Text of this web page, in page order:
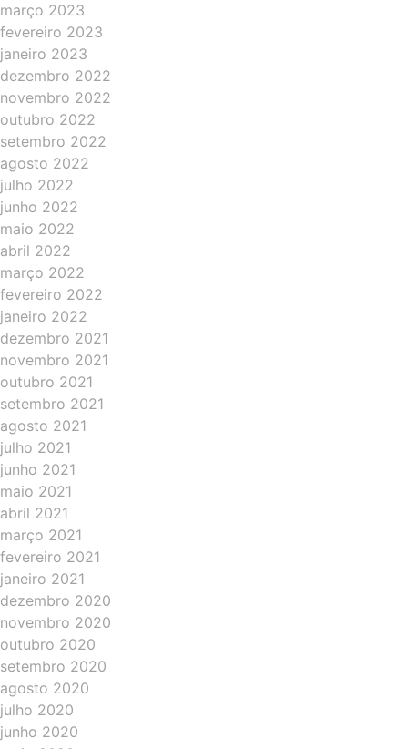
março 2023
fevereiro 2023
janeiro 2023
dezembro 2022
novembro 2022
outubro 2022
setembro 2022
agosto 2022
julho 2022
junho 2022
maio 2022
abril 2022
março 2022
fevereiro 2022
janeiro 2022
dezembro 2021
novembro 2021
outubro 2021
setembro 2021
agosto 2021
julho 2021
junho 2021
maio 2021
abril 2021
março 2021
fevereiro 2021
janeiro 2021
dezembro 2020
novembro 2020
outubro 2020
setembro 2020
agosto 2020
julho 2020
junho 2020